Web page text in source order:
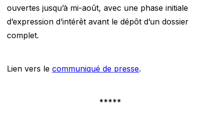
ouvertes jusqu’à mi-août, avec une phase initiale
d’expression d’intérêt avant le dépôt d’un dossier
complet.
Lien vers le communiqué de presse.
*****